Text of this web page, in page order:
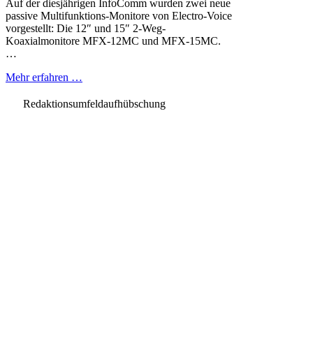
Auf der diesjährigen InfoComm wurden zwei neue
passive Multifunktions-Monitore von Electro-Voice
vorgestellt: Die 12″ und 15″ 2-Weg-
Koaxialmonitore MFX-12MC und MFX-15MC.
…
Mehr erfahren …
Redaktionsumfeldaufhübschung